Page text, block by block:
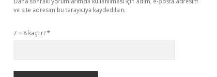
ve site adresim bu tarayıcıya kaydedilsin.
7 + 8 kaçtır?*